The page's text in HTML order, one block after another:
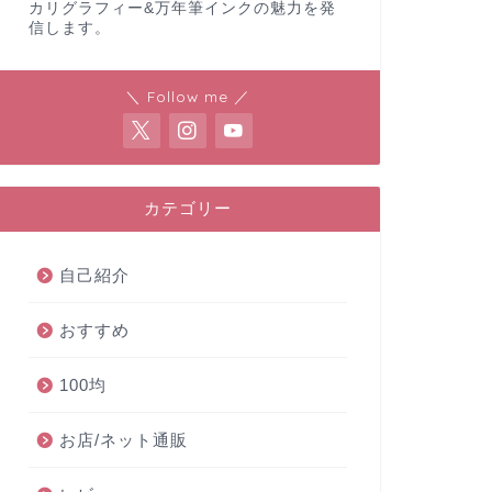
カリグラフィー&万年筆インクの魅力を発
信します。
＼ Follow me ／
カテゴリー
自己紹介
おすすめ
100均
お店/ネット通販